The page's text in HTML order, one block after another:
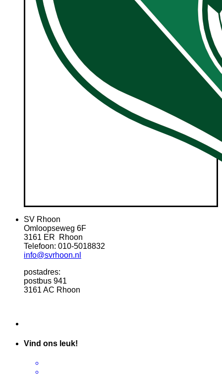
SV Rhoon
Omloopseweg 6F
3161 ER Rhoon
Telefoon: 010-5018832
info@svrhoon.nl
postadres:
postbus 941
3161 AC Rhoon
Vind ons leuk!